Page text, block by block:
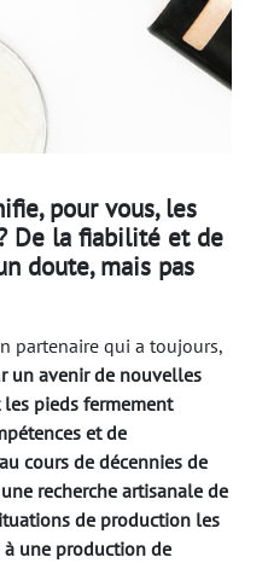
pour vous, les
De la fiabilité et de
doute, mais pas
partenaire qui a toujours,
un avenirde nouvelles
pieds fermement
et de
cours de décennies de
recherche artisanale de
de production les
une production de